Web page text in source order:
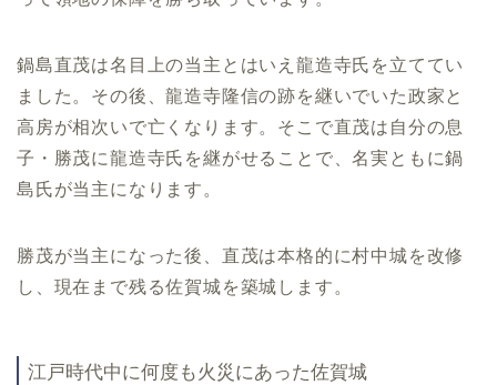
鍋島直茂は名目上の当主とはいえ龍造寺氏を立ててい
ました。その後、龍造寺隆信の跡を継いでいた政家と
高房が相次いで亡くなります。そこで直茂は自分の息
子・勝茂に龍造寺氏を継がせることで、名実ともに鍋
島氏が当主になります。
勝茂が当主になった後、直茂は本格的に村中城を改修
し、現在まで残る佐賀城を築城します。
江戸時代中に何度も火災にあった佐賀城